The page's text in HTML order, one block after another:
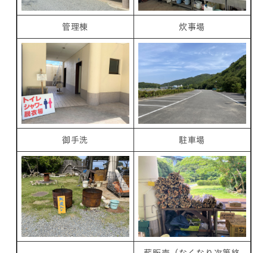
管理棟 炊事場
御手洗 駐車場